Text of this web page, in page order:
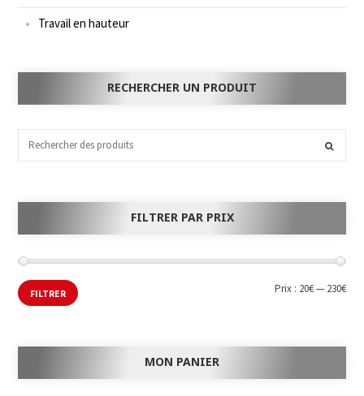
Travail en hauteur
RECHERCHER UN PRODUIT
FILTRER PAR PRIX
FILTRER Prix : 20€— 230€
MON PANIER